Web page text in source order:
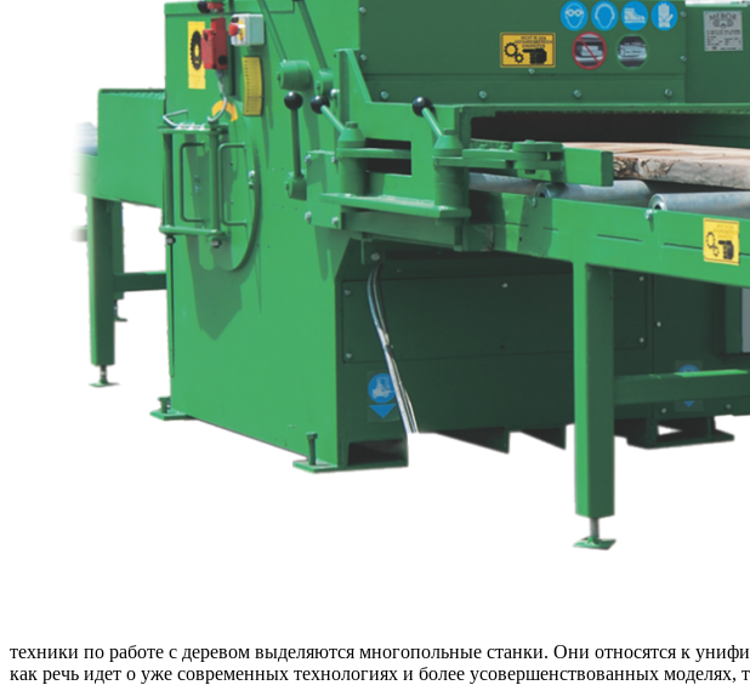
техники по работе с деревом выделяются многопольные станки. Они относятся к
как речь идет о уже современных технологиях и более усовершенствованных